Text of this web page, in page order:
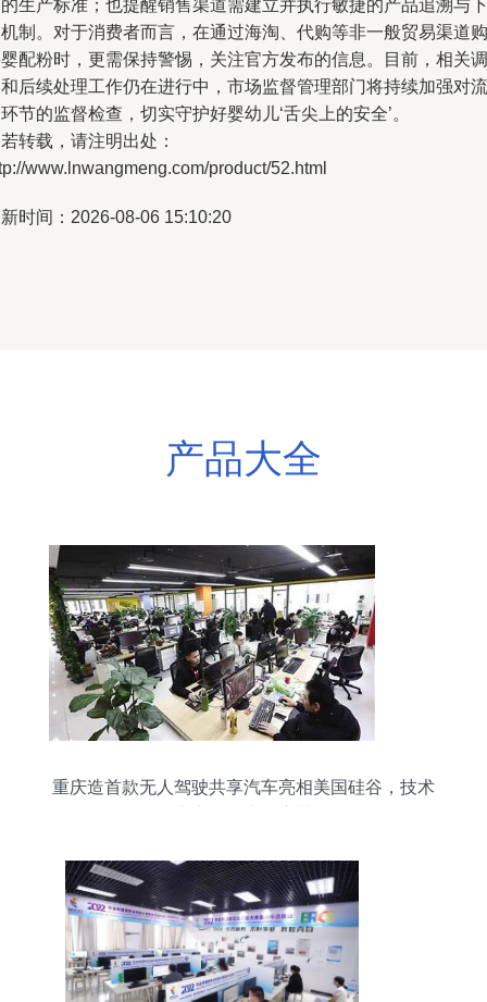
生产标准；也提醒销售渠道需建立并执行敏捷的产品追溯与下
制。对于消费者而言，在通过海淘、代购等非一般贸易渠道购
配粉时，更需保持警惕，关注官方发布的信息。目前，相关调
后续处理工作仍在进行中，市场监督管理部门将持续加强对流
节的监督检查，切实守护好婴幼儿‘舌尖上的安全’。
转载，请注明出处：
www.lnwangmeng.com/product/52.html
时间：2026-08-06 15:10:20
产品大全
重庆造首款无人驾驶共享汽车亮相美国硅谷，技术